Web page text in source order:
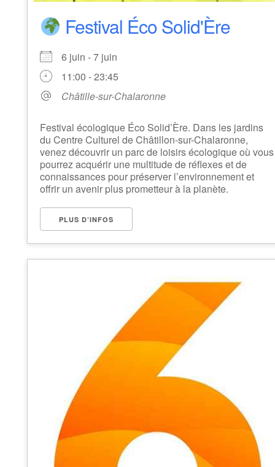
Festival Éco Solid'Ère
6 juin - 7 juin
11:00 - 23:45
Châtille-sur-Chalaronne
Festival écologique Éco Solid’Ère. Dans les jardins
du Centre Culturel de Châtillon-sur-Chalaronne,
venez découvrir un parc de loisirs écologique où vous
pourrez acquérir une multitude de réflexes et de
connaissances pour préserver l’environnement et
offrir un avenir plus prometteur à la planète.
PLUS D’INFOS